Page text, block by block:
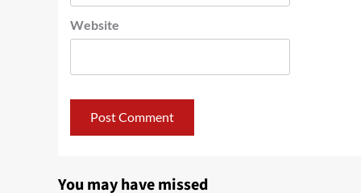
Website
You may have missed